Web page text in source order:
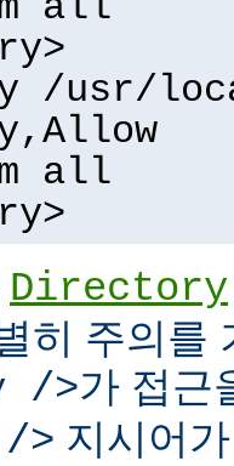
/usr/
all
Directory
히 주의를
/>가 접근
> 지시어